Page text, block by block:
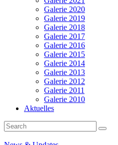
Galerie 2020
Galerie 2019
Galerie 2018
Galerie 2017
Galerie 2016
Galerie 2015
Galerie 2014
Galerie 2013
Galerie 2012
Galerie 2011
Galerie 2010
Aktuelles